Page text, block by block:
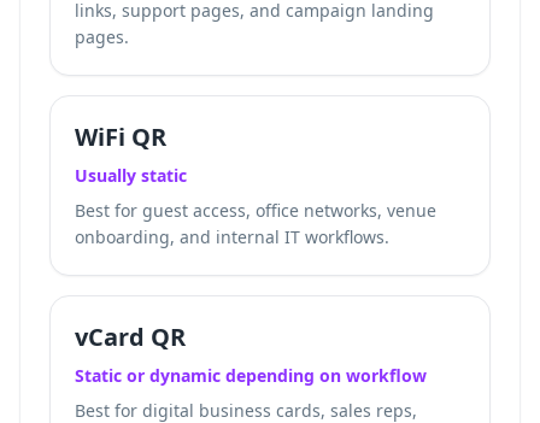
links, support pages, and campaign landing
pages.
WiFi QR
Usually static
Best for guest access, office networks, venue
onboarding, and internal IT workflows.
vCard QR
Static or dynamic depending on workflow
Best for digital business cards, sales reps,